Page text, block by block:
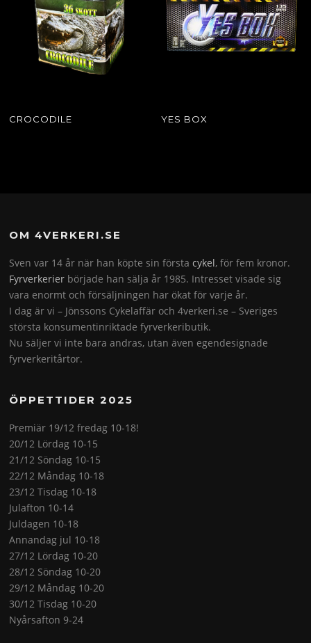
CROCODILE YES BOX
OM 4VERKERI.SE
Sven var 14 år när han köpte sin förstacykel, för fem kronor.
Fyrverkerier började han sälja år 1985. Intresset visade sig
vara enormt och försäljningen har ökat för varje år.
I dag är vi – Jönssons Cykelaffär och 4verkeri.se – Sveriges
största konsumentinriktade fyrverkeributik.
Nu säljer vi inte bara andras, utan även egendesignade
fyrverkeritårtor.
ÖPPETTIDER 2025
Premiär 19/12 fredag 10-18!
20/12 Lördag 10-15
21/12 Söndag 10-15
22/12 Måndag 10-18
23/12 Tisdag 10-18
Julafton 10-14
Juldagen 10-18
Annandag jul 10-18
27/12 Lördag 10-20
28/12 Söndag 10-20
29/12 Måndag 10-20
30/12 Tisdag 10-20
Nyårsafton 9-24